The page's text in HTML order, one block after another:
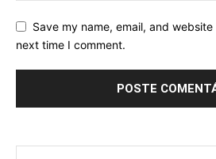
Save my name, email, and
next time I comment.